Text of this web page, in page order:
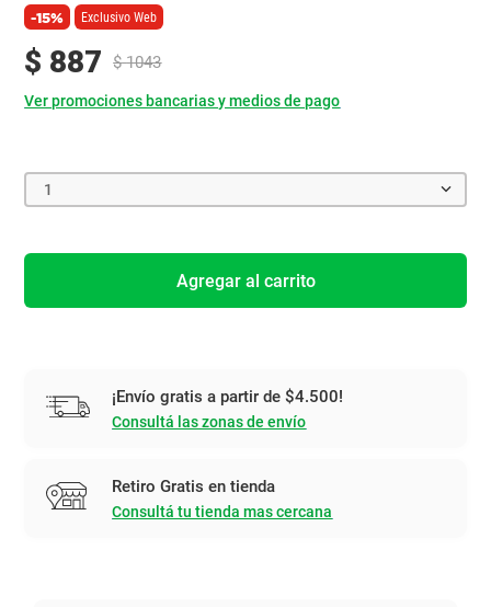
-15% Exclusivo Web
$ 887 $ 1043
Ver promociones bancarias y medios de pago
1
Agregar al carrito
¡Envío gratis a partir de $4.500!
Consultá las zonas de envío
Retiro Gratis en tienda
Consultá tu tienda mas cercana